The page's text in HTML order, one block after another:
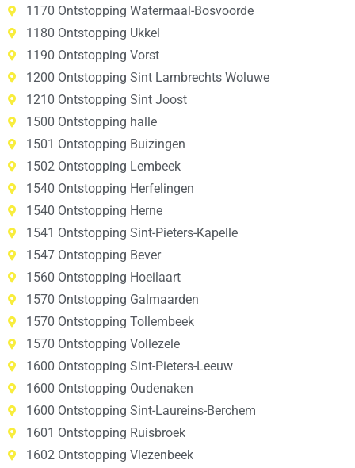
1170 Ontstopping Watermaal-Bosvoorde
1180 Ontstopping Ukkel
1190 Ontstopping Vorst
1200 Ontstopping Sint Lambrechts Woluwe
1210 Ontstopping Sint Joost
1500 Ontstopping halle
1501 Ontstopping Buizingen
1502 Ontstopping Lembeek
1540 Ontstopping Herfelingen
1540 Ontstopping Herne
1541 Ontstopping Sint-Pieters-Kapelle
1547 Ontstopping Bever
1560 Ontstopping Hoeilaart
1570 Ontstopping Galmaarden
1570 Ontstopping Tollembeek
1570 Ontstopping Vollezele
1600 Ontstopping Sint-Pieters-Leeuw
1600 Ontstopping Oudenaken
1600 Ontstopping Sint-Laureins-Berchem
1601 Ontstopping Ruisbroek
1602 Ontstopping Vlezenbeek